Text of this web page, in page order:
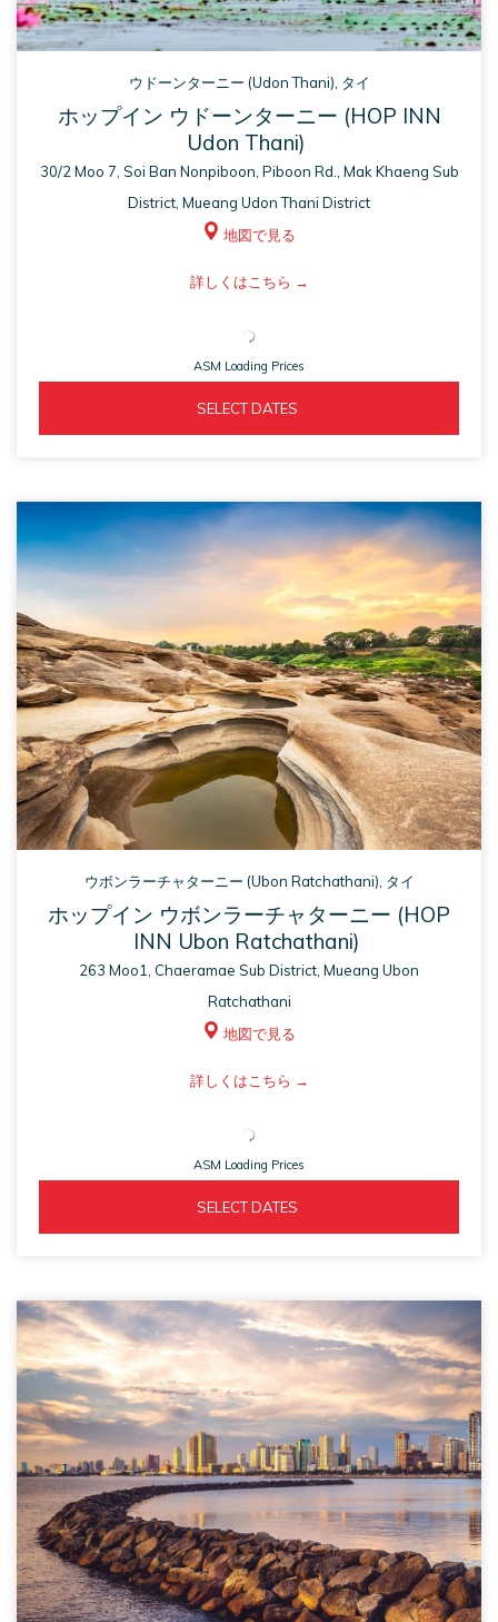
ウドーンターニー​ (Udon Thani), タイ
ホップイン ウドーンターニー​ (HOP INN
Udon Thani)
30/2 Moo 7, Soi Ban Nonpiboon, Piboon Rd., Mak Khaeng Sub
District, Mueang Udon Thani District
地図で見る
詳しくはこちら
ASM
a
new
tab
ASM Loading Prices
  SELECT DATES
OPENS
A
NEW
TAB
ウボンラーチャターニー (Ubon Ratchathani), タイ
ホップイン ウボンラーチャターニー​ (HOP
INN Ubon Ratchathani)
263 Moo1, Chaeramae Sub District, Mueang Ubon
Ratchathani
地図で見る
詳しくはこちら
ASM
a
new
tab
ASM Loading Prices
  SELECT DATES
OPENS
A
NEW
TAB